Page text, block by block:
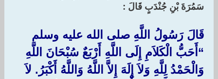
سَمُرَةَ بْنِ جُنْدَبٍ قَالَ :‏
قَالَ رَسُولُ اللَّهِ صلى الله عليه وسلم ‏
“أَحَبُّ الْكَلاَمِ إِلَى اللَّهِ أَرْبَعٌ سُبْحَانَ اللَّهِ
وَالْحَمْدُ لِلَّهِ وَلاَ إِلَهَ إِلاَّ اللَّهُ وَاللَّهُ أَكْبَرُ‏.‏ لاَ